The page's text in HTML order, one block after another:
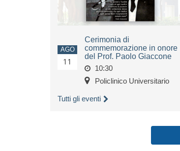
AGO
11
Cerimonia di
commemorazione in onore
del Prof. Paolo Giaccone
10:30
Policlinico Universitario
Tutti gli eventi